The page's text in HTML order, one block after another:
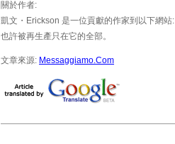
關於作者:
凱文・Erickson 是一位貢獻的作家到以下網站:
也許被再生產只在它的全部。
文章來源: Messaggiamo.Com